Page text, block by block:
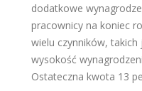
dodatkowe
pracownicy na koniec
wielu czynników,
wysokość
Ostateczna kwota 13